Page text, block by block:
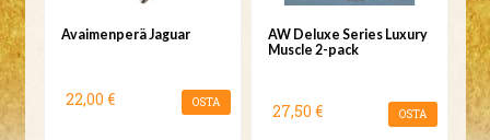
Avaimenperä Jaguar
22,00 € OSTA
AW Deluxe Series Luxury
Muscle 2-pack
27,50 € OSTA